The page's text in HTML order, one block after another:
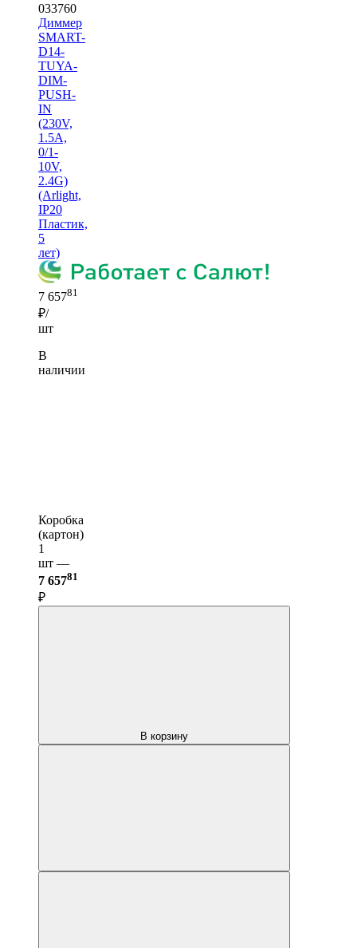
033760
Диммер
SMART-
D14-
TUYA-
DIM-
PUSH-
IN
(230V,
1.5A,
0/1-
10V,
2.4G)
(Arlight,
IP20
Пластик,
5
лет)
7 65781
₽/
шт
В
наличии
Коробка
(картон)
1
шт —
7 65781
₽
В корзину